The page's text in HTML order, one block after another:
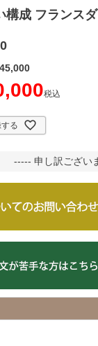
構成 フランス
税込
る
----- 申し訳ござい